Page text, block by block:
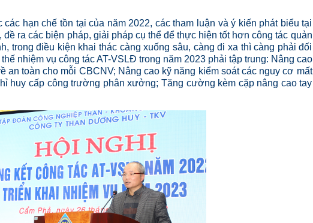
hạn chế tồn tại của năm 2022, các tham luận và ý kiến phát biểu tại
đề ra các biện pháp, giải pháp cụ thể để thực hiện tốt hơn công tác quản
trong điều kiện khai thác càng xuống sâu, càng đi xa thì càng phải đối
nhiệm vụ công tác AT-VSLĐ trong năm 2023 phải tập trung: Nâng cao
an toàn cho mỗi CBCNV; Nâng cao kỹ năng kiểm soát các nguy cơ mất
huy cấp công trường phân xưởng; Tăng cường kèm cặp nâng cao tay